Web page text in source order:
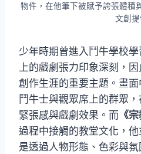
物件，在他筆下被賦予誇張體積
文創提
少年時期曾進入鬥牛學校
上的戲劇張力印象深刻，因
創作生涯的重要主題。畫
鬥牛士與觀眾席上的群眾
緊張感與戲劇效果。而 《
過程中接觸的教堂文化，
是透過人物形態、色彩與